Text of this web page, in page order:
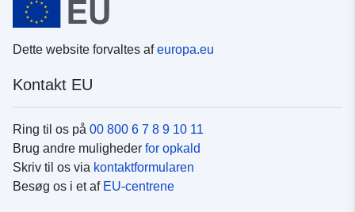
Dette website forvaltes afeuropa.eu
Kontakt EU
Ring til os på 00 800 6 7 8 9 10 11
Brug andre muligheder for opkald
Skriv til os via kontaktformularen
Besøg os i et af EU-centrene